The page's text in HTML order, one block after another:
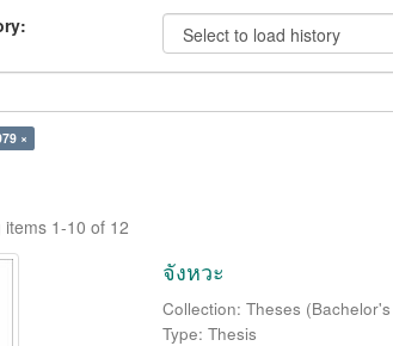
×
items 1-10 of 12
จังหวะ
Collection: Theses
Type: Thesis